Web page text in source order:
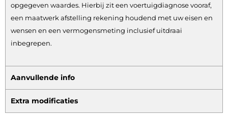
opgegeven waardes. Hierbij zit een voertuigdiagnose vooraf,
een maatwerk afstelling rekening houdend met uw eisen en
wensen en een vermogensmeting inclusief uitdraai
inbegrepen.
Aanvullende info
Extra modificaties